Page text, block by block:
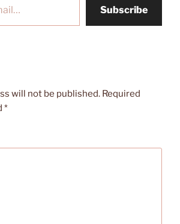
Subscribe
will not be published. Required
*